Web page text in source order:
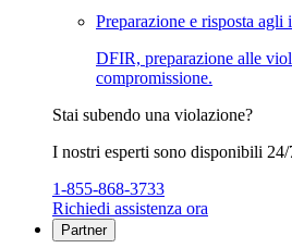
Preparazione e risposta agli
DFIR, preparazione alle
compromissione.
Stai subendo una violazione?
I nostri esperti sono disponibili 24/
1-855-868-3733
Richiedi assistenza ora
Partner